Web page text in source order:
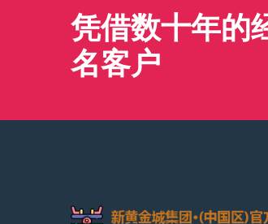
凭借数十年的
名客户